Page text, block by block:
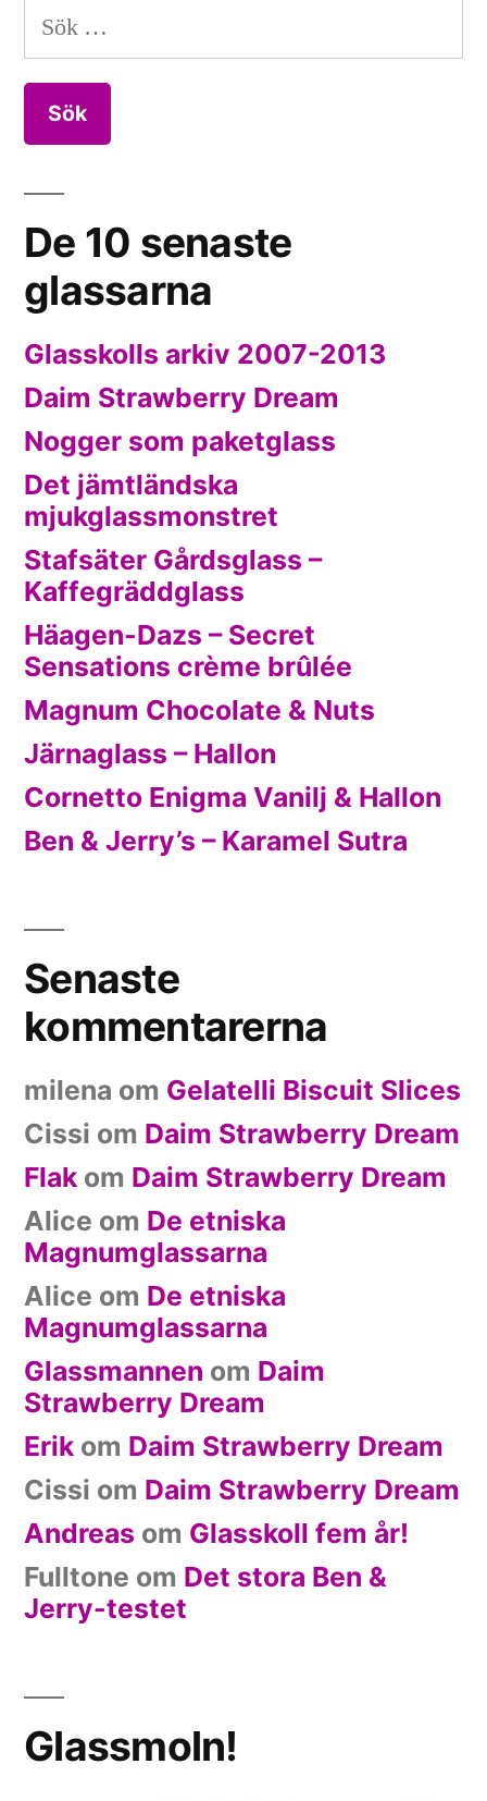
Sök
efter:
De 10 senaste
glassarna
Glasskolls arkiv 2007-2013
Daim Strawberry Dream
Nogger som paketglass
Det jämtländska
mjukglassmonstret
Stafsäter Gårdsglass –
Kaffegräddglass
Häagen-Dazs – Secret
Sensations crème brûlée
Magnum Chocolate & Nuts
Järnaglass – Hallon
Cornetto Enigma Vanilj & Hallon
Ben & Jerry’s – Karamel Sutra
Senaste
kommentarerna
milena om Gelatelli Biscuit Slices
Cissi om Daim Strawberry Dream
Flak om Daim Strawberry Dream
Alice om De etniska
Magnumglassarna
Alice om De etniska
Magnumglassarna
Glassmannen om Daim
Strawberry Dream
Erik om Daim Strawberry Dream
Cissi om Daim Strawberry Dream
Andreas om Glasskoll fem år!
Fulltone om Det stora Ben &
Jerry-testet
Glassmoln!